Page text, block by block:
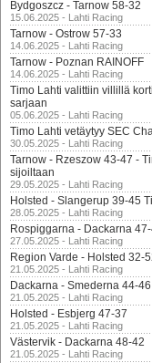
Bydgoszcz - Tarnow 58-32
15.06.2025 - Lahti Racing
Tarnow - Ostrow 57-33
14.06.2025 - Lahti Racing
Tarnow - Poznan RAINOFF
14.06.2025 - Lahti Racing
Timo Lahti valittiin villillä
sarjaan
05.06.2025 - Lahti Racing
Timo Lahti vetäytyy SEC
30.05.2025 - Lahti Racing
Tarnow - Rzeszow 43-47 -
sijoiltaan
29.05.2025 - Lahti Racing
Holsted - Slangerup 39-45
28.05.2025 - Lahti Racing
Rospiggarna - Dackarna
27.05.2025 - Lahti Racing
Region Varde - Holsted 32-
21.05.2025 - Lahti Racing
Dackarna - Smederna 44-46
21.05.2025 - Lahti Racing
Holsted - Esbjerg 47-37
21.05.2025 - Lahti Racing
Västervik - Dackarna 48-42
21.05.2025 - Lahti Racing